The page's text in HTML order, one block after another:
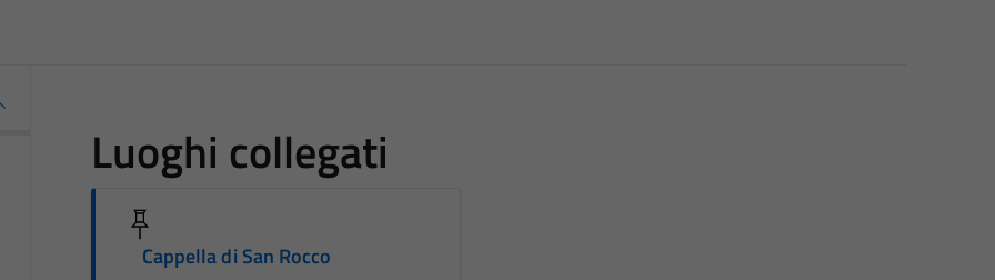
Luoghi collegati
Cappella di San Rocco